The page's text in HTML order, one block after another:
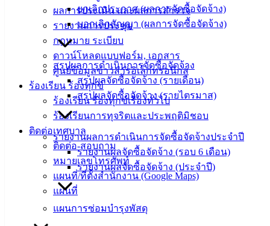
ผลการประเมิน และผลการสำรวจ
รายงานการประชุม
กฎหมาย ระเบียบ
ดาวน์โหลดแบบฟอร์ม, เอกสาร
ศูนย์ข้อมูลข่าวสารอิเล็กทรอนิกส์
ร้องเรียน ร้องทุกข์
ร้องเรียน ร้องทุกข์เรื่องทั่วไป
ร้องเรียนการทุจริตและประพฤติมิชอบ
ติดต่อเทศบาล
ติดต่อ-สอบถาม
หมายเลขโทรศัพท์
แผนที่/ที่ตั้งสำนักงาน (Google Maps)
แผนที่
ยกเลิกประกาศ (ผลการจัดซื้อจัดจ้าง)
บอกเลิกสัญญา (ผลการจัดซื้อจัดจ้าง)
สรุปผลการดำเนินการจัดซื้อจัดจ้าง
สรุปผลจัดซื้อจัดจ้าง (รายเดือน)
สรุปผลจัดซื้อจัดจ้าง (รายไตรมาส)
รายงานผลการดำเนินการจัดซื้อจัดจ้างประจำปี
รายงานผลจัดซื้อจัดจ้าง (รอบ 6 เดือน)
รายงานผลจัดซื้อจัดจ้าง (ประจำปี)
แผนการซ่อมบำรุงพัสดุ
เทศบาล
สายตรง
นายก
ประวัติ
เทศบาล
ผู้บริหาร
และ
หัวหน้า
ส่วน
ราชการ
สภา